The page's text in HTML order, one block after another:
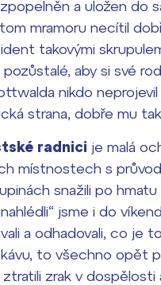
a uložen do
tom mramoru necítil
takovými
aby si své
nikdo
strana, dobře mu tak.
radnici je malá
místnostech s
snažili po
jsme i do
a odhadovali, co je
to všechno opět
zrak v